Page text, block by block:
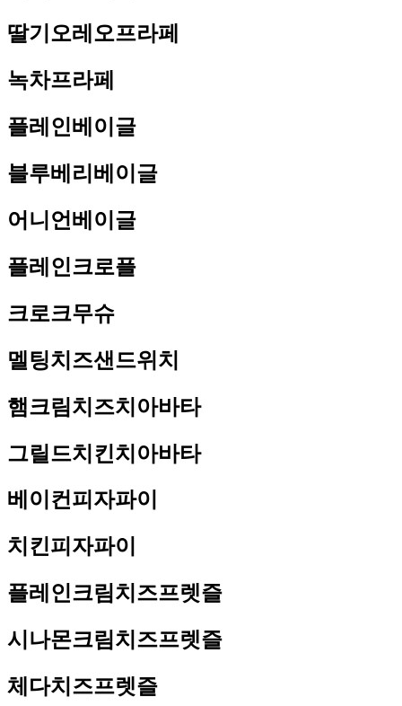
딸기오레오프라페
녹차프라페
플레인베이글
블루베리베이글
어니언베이글
플레인크로플
크로크무슈
멜팅치즈샌드위치
햄크림치즈치아바타
그릴드치킨치아바타
베이컨피자파이
치킨피자파이
플레인크림치즈프렛즐
시나몬크림치즈프렛즐
체다치즈프렛즐